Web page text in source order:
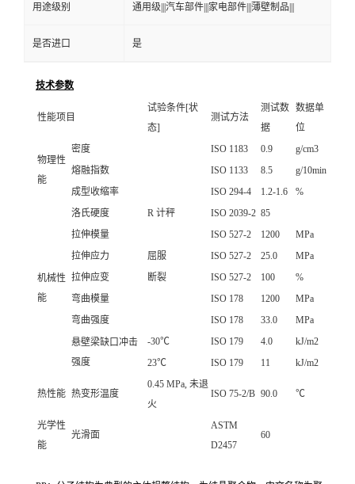
用途级别 通用级|||汽车部件|||家电部件|||薄壁制品|||
是否进口 是
技术参数
性能项目
试验条件[状
态]
测试方法
测试数
据
数据单
位
物理性
能
密度 ISO 1183 0.9
g/cm3
熔融指数
ISO 1133 8.5
g/10min
成型收缩率
ISO 294-4 1.2-1.6 %
机械性
能
洛氏硬度 R 计秤 ISO 2039-2 85
拉伸模量
ISO 527-2 1200
MPa
拉伸应力
屈服 ISO 527-2 25.0
MPa
拉伸应变
断裂 ISO 527-2 100
%
弯曲模量
ISO 178 1200
MPa
弯曲强度
ISO 178 33.0
MPa
悬壁梁缺口冲击
强度
-30℃ ISO 179 4.0
kJ/m2
23℃
ISO 179 11 kJ/m2
热性能 热变形温度
0.45 MPa, 未退
火
ISO 75-2/B 90.0 ℃
光学性
能
光滑面
ASTM
D2457
60